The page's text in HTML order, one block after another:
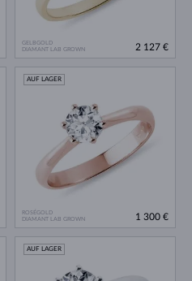
GELBGOLD
DIAMANT LAB GROWN
2 127 €
ROSÉGOLD
DIAMANT LAB GROWN
AUF LAGER
1 300 €
AUF LAGER